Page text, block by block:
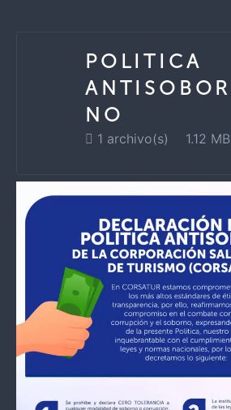
POLITICA
ANTISOBOR
NO
1 archivo(s) 1.12 MB